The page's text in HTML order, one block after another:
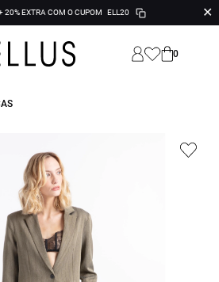
20% EXTRA COM O CUPOM ELL20 ✕
0